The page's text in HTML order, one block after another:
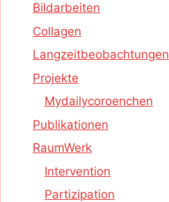
Bildarbeiten
Collagen
Langzeitbeobachtungen
Projekte
Mydailycoroenchen
Publikationen
RaumWerk
Intervention
Partizipation